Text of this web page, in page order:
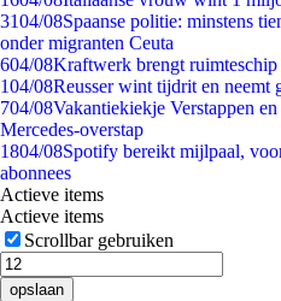
3104/08Spaanse politie: minstens
onder migranten Ceuta
604/08Kraftwerk brengt
104/08Reusser wint tijdrit en neemt
704/08Vakantiekiekje Verstappen
Mercedes-overstap
1804/08Spotify bereikt mijlpaal,
abonnees
Actieve items
Actieve items
Scrollbar gebruiken
opslaan